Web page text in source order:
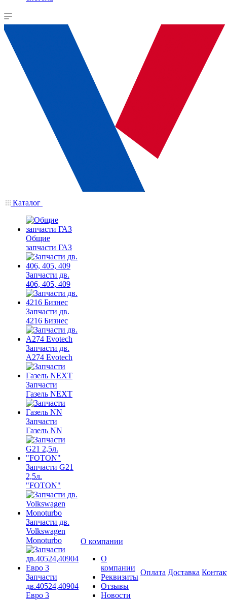
Каталог
Общие
запчасти ГАЗ
Запчасти дв.
406, 405, 409
Запчасти дв.
4216 Бизнес
Запчасти дв.
A274 Evotech
Запчасти
Газель NEXT
Запчасти
Газель NN
Запчасти G21
2,5л.
"FOTON"
Запчасти дв.
Volkswagen
Monoturbo
Запчасти
дв.40524,40904
Евро 3
О компании
О
компании
Реквизиты
Отзывы
Новости
Оплата Доставка